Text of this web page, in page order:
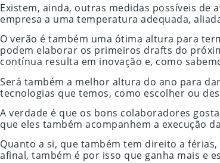
Existem, ainda, outras medidas possíveis
empresa a uma temperatura adequada,
O verão é também uma ótima altura para
podem elaborar os primeiros drafts do
contínua resulta em inovação e, como
Será também a melhor altura do ano para
tecnologias que temos, como escolher ou
A verdade é que os bons colaboradores
que eles também acompanhem a execução
Quanto a si, que também tem direito a
afinal, também é por isso que ganha mais e